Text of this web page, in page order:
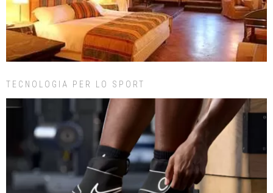
TECNOLOGIA PER LO SPORT